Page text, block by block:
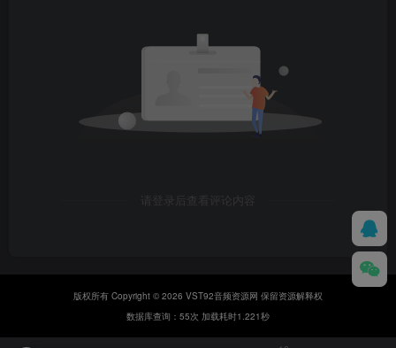
请登录后查看评论内容
版权所有 Copyright © 2026 VST92音频资源网 保留资源解释权
数据库查询：55次 加载耗时1.221秒